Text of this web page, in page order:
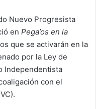
Nuevo Progresista
en Pega’os en la
que se activarán en la
por la Ley de
Independentista
con el